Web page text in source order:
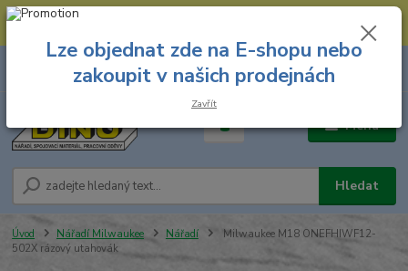
--- Spojovací materiál: 774 431 045 --- Prodejna nářadí: 731 449 423 --
Menu
Hledat
8.00 hod. - 16.00 hod.
za
Úvod Nářadí Milwaukee Nářadí
Milwaukee M18 ONEFHIWF12-
502X rázový utahovák
Lze objednat zde na E-shopu nebo
zakoupit v našich prodejnách
Zavřít